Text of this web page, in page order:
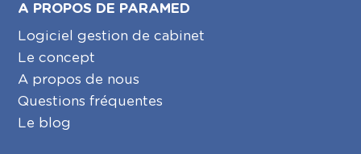
A PROPOS DE PARAMED
Logiciel gestion de cabinet
Le concept
A propos de nous
Questions fréquentes
Le blog